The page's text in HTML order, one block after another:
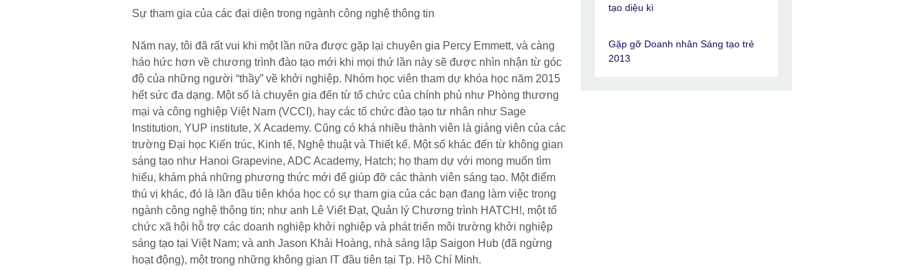
Sự tham gia của các đại diện trong ngành công nghệ thông tin
Năm nay, tôi đã rất vui khi một lần nữa được gặp lại chuyên gia Percy Emmett, và càng
háo hức hơn về chương trình đào tạo mới khi mọi thứ lần này sẽ được nhìn nhận từ góc
độ của những người “thầy” về khởi nghiệp. Nhóm học viên tham dự khóa học năm 2015
hết sức đa dạng. Một số là chuyên gia đến từ tổ chức của chính phủ như Phòng thương
mại và công nghiệp Việt Nam (VCCI), hay các tổ chức đào tạo tư nhân như Sage
Institution, YUP institute, X Academy. Cũng có khá nhiều thành viên là giảng viên của các
trường Đại học Kiến trúc, Kinh tế, Nghệ thuật và Thiết kế. Một số khác đến từ không gian
sáng tạo như Hanoi Grapevine, ADC Academy, Hatch; họ tham dự với mong muốn tìm
hiểu, khám phá những phương thức mới để giúp đỡ các thành viên sáng tạo. Một điểm
thú vị khác, đó là lần đầu tiên khóa học có sự tham gia của các bạn đang làm việc trong
ngành công nghệ thông tin; như anh Lê Viết Đạt, Quản lý Chương trình HATCH!, một tổ
chức xã hội hỗ trợ các doanh nghiệp khởi nghiệp và phát triển môi trường khởi nghiệp
sáng tạo tại Việt Nam; và anh Jason Khải Hoàng, nhà sáng lập Saigon Hub (đã ngừng
hoạt động), một trong những không gian IT đầu tiên tại Tp. Hồ Chí Minh.
tạo diệu kì
Gặp gỡ Doanh nhân Sáng tạo trẻ
2013